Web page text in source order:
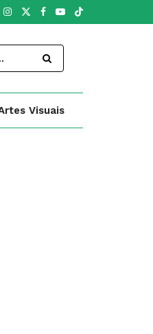
Visuais